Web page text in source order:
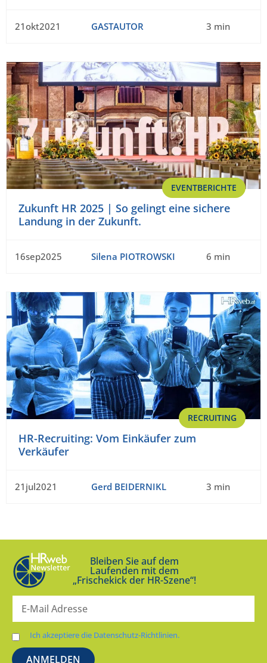
21okt2021 GASTAUTOR 3 min
EVENTBERICHTE
Zukunft HR 2025 | So gelingt eine sichere
Landung in der Zukunft.
16sep2025 Silena PIOTROWSKI 6 min
RECRUITING
HR-Recruiting: Vom Einkäufer zum
Verkäufer
21jul2021 Gerd BEIDERNIKL 3 min
Bleiben Sie auf dem
Laufenden mit dem
„Frischekick der HR-Szene“!
Ich akzeptiere die Datenschutz-Richtlinien.